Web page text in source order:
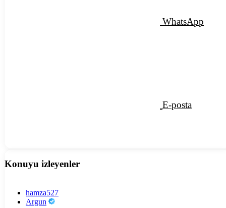
WhatsApp
E-posta
Konuyu izleyenler
hamza527
Argun